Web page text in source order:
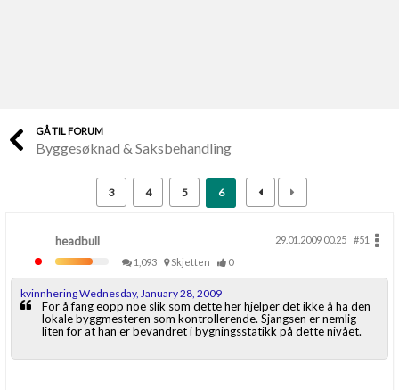
Finn håndverkere
Skaff dokumentasjon som mangler
Kundeservice
Få svar på det du lurer på
GÅ TIL FORUM
Byggesøknad & Saksbehandling
3 4 5 6
headbull 29.01.2009 00.25
#51
1,093
Skjetten 0
kvinnhering Wednesday, January 28, 2009
For å fang eopp noe slik som dette her hjelper det ikke å ha den
lokale byggmesteren som kontrollerende. Sjangsen er nemlig
liten for at han er bevandret i bygningsstatikk på dette nivået.